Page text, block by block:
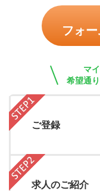
フォ
マ
希望通
ご登録
求人のご紹介